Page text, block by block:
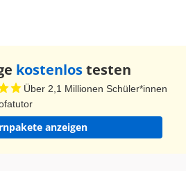
kostenlostesten
Über 2,1 Millionen Schüler*innen
anzeigen